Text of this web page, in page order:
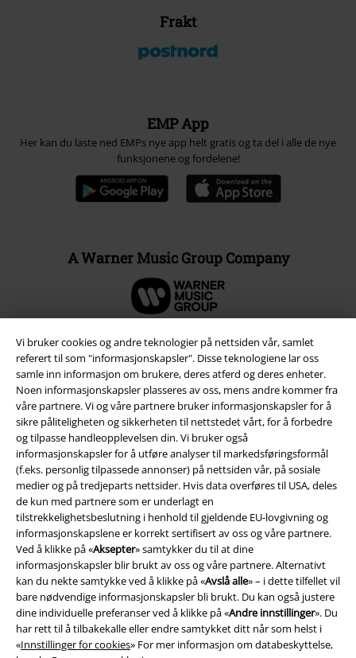
Vi bruker cookies og andre teknologier på nettsiden vår, samlet
referert til som "informasjonskapsler". Disse teknologiene lar oss
samle inn informasjon om brukere, deres atferd og deres enheter.
Noen informasjonskapsler plasseres av oss, mens andre kommer fra
våre partnere. Vi og våre partnere bruker informasjonskapsler for å
sikre påliteligheten og sikkerheten til nettstedet vårt, for å forbedre
og tilpasse handleopplevelsen din. Vi bruker også
informasjonskapsler for å utføre analyser til markedsføringsformål
(f.eks. personlig tilpassede annonser) på nettsiden vår, på sosiale
medier og på tredjeparts nettsider. Hvis data overføres til USA, deles
de kun med partnere som er underlagt en
tilstrekkelighetsbeslutning i henhold til gjeldende EU-lovgivning og
informasjonskapslene er korrekt sertifisert av oss og våre partnere.
Ved å klikke på «Aksepter» samtykker du til at dine
informasjonskapsler blir brukt av oss og våre partnere. Alternativt
kan du nekte samtykke ved å klikke på «Avslå alle» – i dette tilfellet vil
bare nødvendige informasjonskapsler bli brukt. Du kan også justere
dine individuelle preferanser ved å klikke på «Andre innstillinger». Du
har rett til å tilbakekalle eller endre samtykket ditt når som helst i
«Innstillinger for cookies» For mer informasjon om databeskyttelse,
Frakt
EMP App
Her kan du laste ned EMPs nye app helt gratis og ta del i alle de nye
funksjonene og fordelene!
A Warner Music Group Company
Juridisk informasjon/Vilkår
Vilkår
Impressum
Konfidensialitetserklæring
Avfallshåndtering og miljøbeskyttelse